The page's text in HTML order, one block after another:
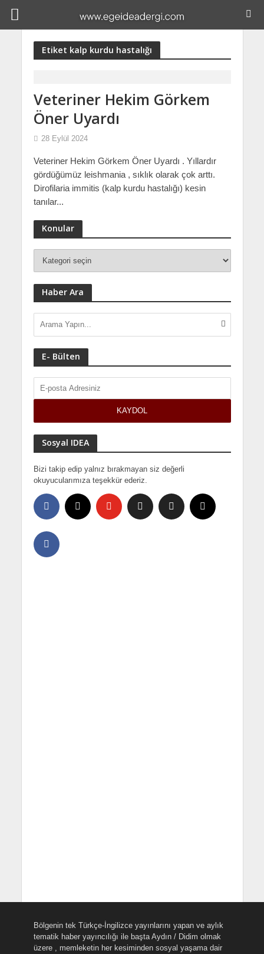
Etiket kalp kurdu hastalığı
Veteriner Hekim Görkem
Öner Uyardı
28 Eylül 2024
Veteriner Hekim Görkem Öner Uyardı . Yıllardır
gördüğümüz leishmania , sıklık olarak çok arttı.
Dirofilaria immitis (kalp kurdu hastalığı) kesin
tanılar...
Konular
Haber Ara
E- Bülten
Sosyal IDEA
Bizi takip edip yalnız bırakmayan siz değerli
okuyucularımıza teşekkür ederiz.
Bölgenin tek Türkçe-İngilizce yayınlarını yapan ve aylık
tematik haber yayıncılığı ile başta Aydın / Didim olmak
üzere , memleketin her kesiminden sosyal yaşama dair